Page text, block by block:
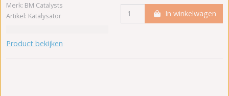
Merk: BM Catalysts
Artikel: Katalysator
Product bekijken
In winkelwagen